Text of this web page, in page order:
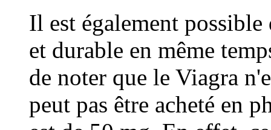
Il est également
et durable en même
de noter que le Viagra
peut pas être acheté en